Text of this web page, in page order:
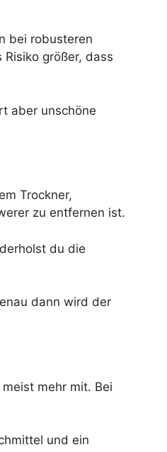
bei robusteren
größer, dass
aber unschöne
Trockner,
zu entfernen ist.
du die
dann wird der
mehr mit. Bei
und ein